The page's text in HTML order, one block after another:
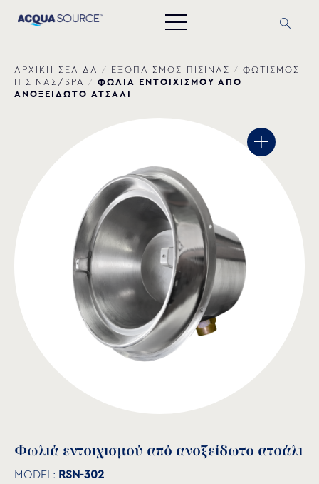
ΑΡΧΙΚΗ ΣΕΛΙΔΑ / ΕΞΟΠΛΙΣΜΟΣ ΠΙΣΙΝΑΣ / ΦΩΤΙΣΜΟΣ
ΠΙΣΙΝΑΣ/SPA
/ ΦΩΛΙΑ ΕΝΤΟΙΧΙΣΜΟΥ ΑΠΟ
ΑΝΟΞΕΙΔΩΤΟ ΑΤΣΑΛΙ
Φωλιά εντοιχισμού από ανοξείδωτο ατσάλι
MODEL: RSN-302